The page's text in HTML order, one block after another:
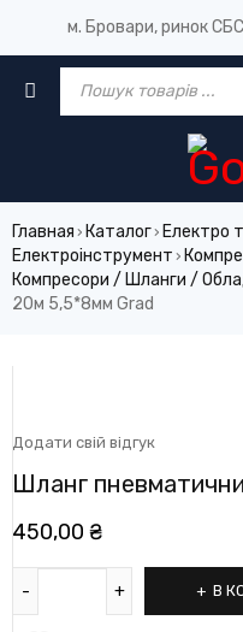
м. Бровари, ринок
Главная › Каталог› Електро
Електроінструмент ›
Компресори / Шланги /
20м 5,5*8мм Grad
Додати свій відгук
Шланг
450,00 ₴
В